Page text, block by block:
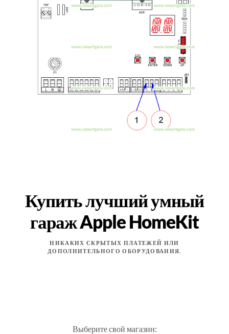
Купить лучший умный
гараж Apple HomeKit
НИКАКИХ СКРЫТЫХ ПЛАТЕЖЕЙ ИЛИ
ДОПОЛНИТЕЛЬНОГО ОБОРУДОВАНИЯ.
Выберите свой магазин: